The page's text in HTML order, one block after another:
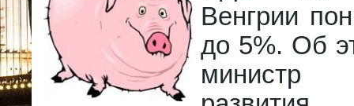
Венгрии
до 5%. Об
министр